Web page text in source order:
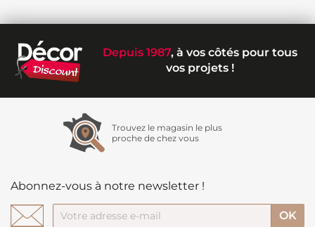
Depuis 1987, à vos côtés pour tous
vos projets !
Trouvez le magasin le plus
proche de chez vous
Abonnez-vous à notre newsletter !